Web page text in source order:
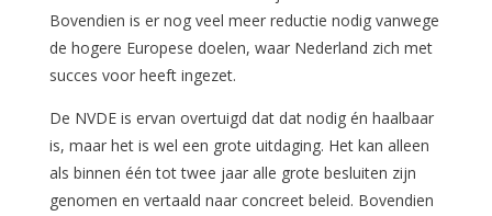
Bovendien is er nog veel meer reductie nodig vanwege
de hogere Europese doelen, waar Nederland zich met
succes voor heeft ingezet.
De NVDE is ervan overtuigd dat dat nodig én haalbaar
is, maar het is wel een grote uitdaging. Het kan alleen
als binnen één tot twee jaar alle grote besluiten zijn
genomen en vertaald naar concreet beleid. Bovendien